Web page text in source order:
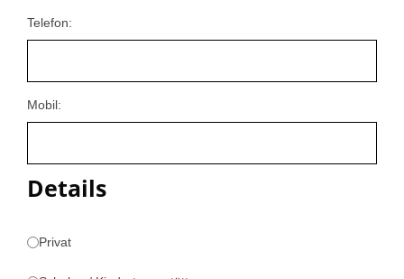
Telefon:
Mobil:
Details
Privat